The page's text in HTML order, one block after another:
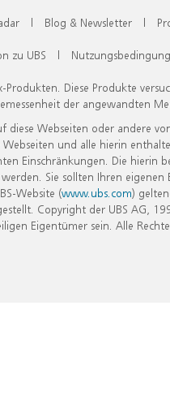
| Blog & Newsletter |
zu UBS |
Diese Produkte
der angewandten
Webseiten oder andere
und alle hierin
Einschränkungen. Die hierin
Sie sollten Ihren
Website (www.ubs.com)
Copyright der UBS AG,
Eigentümer sein. Alle